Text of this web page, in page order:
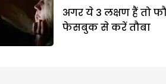
अगर ये 3 लक्षण हैं तो
फेसबुक से करें तौबा